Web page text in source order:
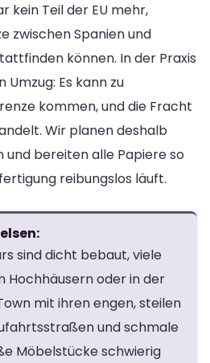
kein Teil der EU mehr,
zwischen Spanien und
können. In der Praxis
Es kann zu
kommen, und die Fracht
Wir planen deshalb
und bereiten alle Papiere so
reibungslos läuft.
sind dicht bebaut, viele
Hochhäusern oder in der
mit ihren engen, steilen
und schmale
Möbelstücke schwierig